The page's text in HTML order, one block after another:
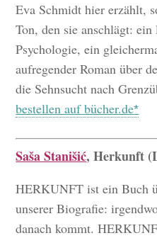
Eva Schmidt hier erzählt,
Ton, den sie anschlägt:
Psychologie, ein
aufregender Roman über
die Sehnsucht nach
bestellen auf bücher.de
Saša Stanišić, Herkunft
HERKUNFT ist ein Buch
unserer Biografie:
danach kommt.